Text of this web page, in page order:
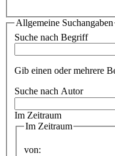
Allgemeine Suchangaben
Suche nach Begriff
Gib einen oder mehrere
Suche nach Autor
Im Zeitraum
Im Zeitraum
von: